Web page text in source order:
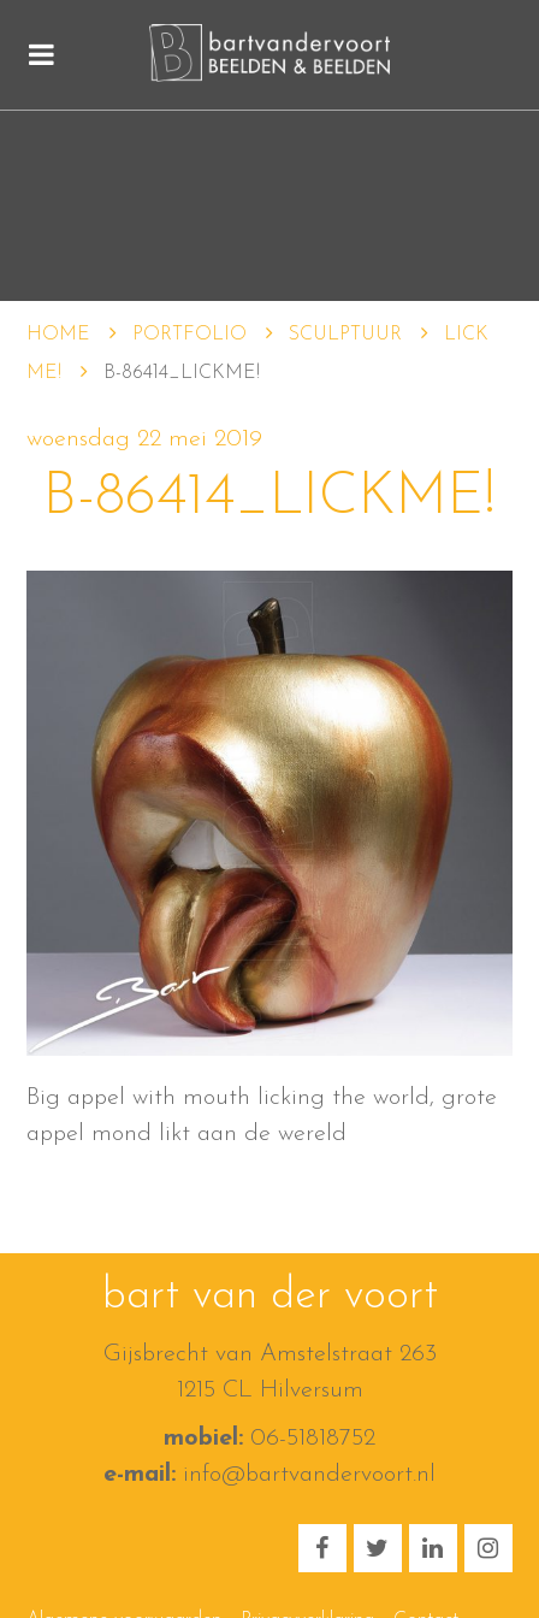
HOME PORTFOLIO SCULPTUUR
LICK
ME!
B-86414_LICKME!
woensdag 22 mei 2019
B-86414_LICKME!
Big appel with mouth licking the world, grote
appel mond likt aan de wereld
bart van der voort
Gijsbrecht van Amstelstraat 263
1215 CL Hilversum
mobiel: 06-51818752
e-mail: info@bartvandervoort.nl